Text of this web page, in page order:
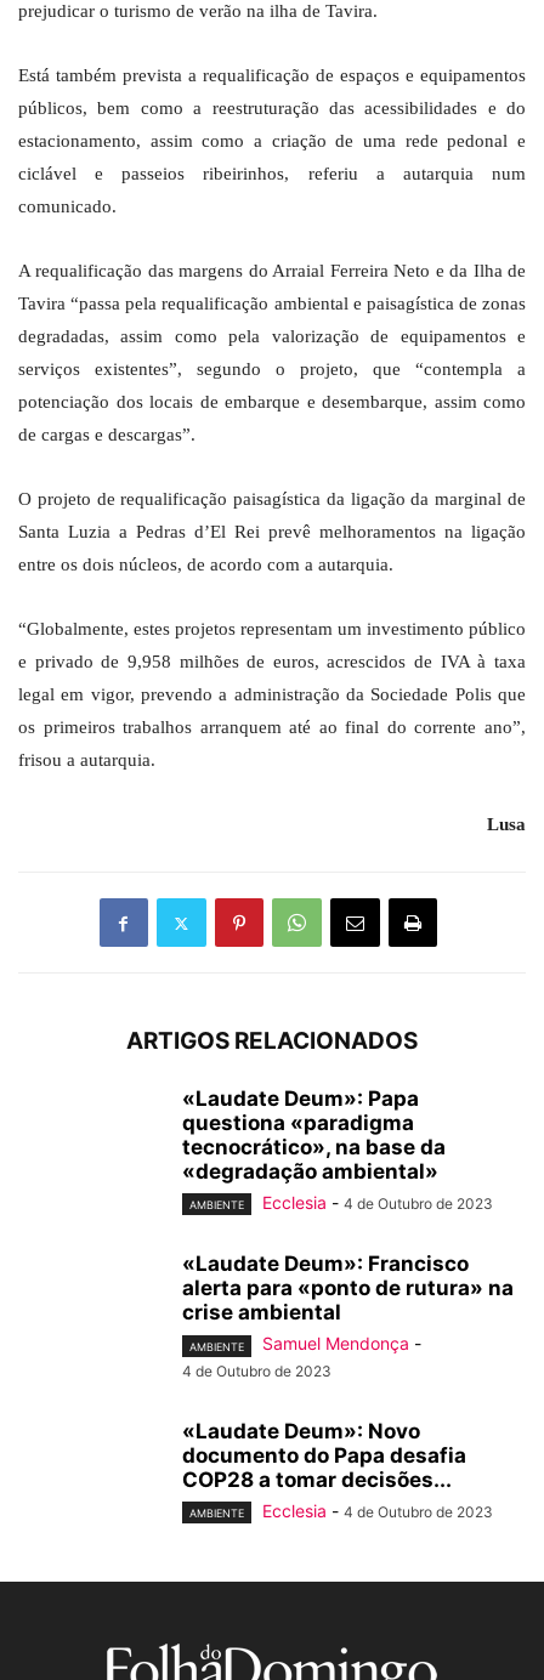
prejudicar o turismo de verão na ilha de Tavira.
Está também prevista a requalificação de espaços e equipamentos
públicos, bem como a reestruturação das acessibilidades e do
estacionamento, assim como a criação de uma rede pedonal e
ciclável e passeios ribeirinhos, referiu a autarquia num
comunicado.
A requalificação das margens do Arraial Ferreira Neto e da Ilha de
Tavira “passa pela requalificação ambiental e paisagística de zonas
degradadas, assim como pela valorização de equipamentos e
serviços existentes”, segundo o projeto, que “contempla a
potenciação dos locais de embarque e desembarque, assim como
de cargas e descargas”.
O projeto de requalificação paisagística da ligação da marginal de
Santa Luzia a Pedras d’El Rei prevê melhoramentos na ligação
entre os dois núcleos, de acordo com a autarquia.
“Globalmente, estes projetos representam um investimento público
e privado de 9,958 milhões de euros, acrescidos de IVA à taxa
legal em vigor, prevendo a administração da Sociedade Polis que
os primeiros trabalhos arranquem até ao final do corrente ano”,
frisou a autarquia.
Lusa
ARTIGOS RELACIONADOS
«Laudate Deum»: Papa
questiona «paradigma
tecnocrático», na base da
«degradação ambiental»
AMBIENTE Ecclesia - 4 de Outubro de 2023
«Laudate Deum»: Francisco
alerta para «ponto de rutura» na
crise ambiental
AMBIENTE Samuel Mendonça -
4 de Outubro de 2023
«Laudate Deum»: Novo
documento do Papa desafia
COP28 a tomar decisões...
AMBIENTE Ecclesia - 4 de Outubro de 2023